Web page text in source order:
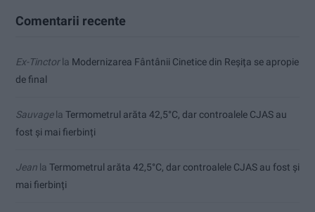
Comentarii recente
Ex-Tinctorla Modernizarea Fântânii Cinetice din Reșița se apropie
de final
Sauvagela Termometrul arăta 42,5°C, dar controalele CJAS au
fost și mai fierbinți
Jean la Termometrul arăta 42,5°C, dar controalele CJAS au fost și
mai fierbinți